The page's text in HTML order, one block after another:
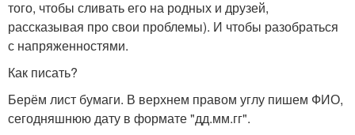
того, чтобы сливать его на родных и друзей,
рассказывая про свои проблемы). И чтобы разобраться
с напряженностями.
Как писать?
Берём лист бумаги. В верхнем правом углу пишем ФИО,
сегодняшнюю дату в формате "дд.мм.гг".